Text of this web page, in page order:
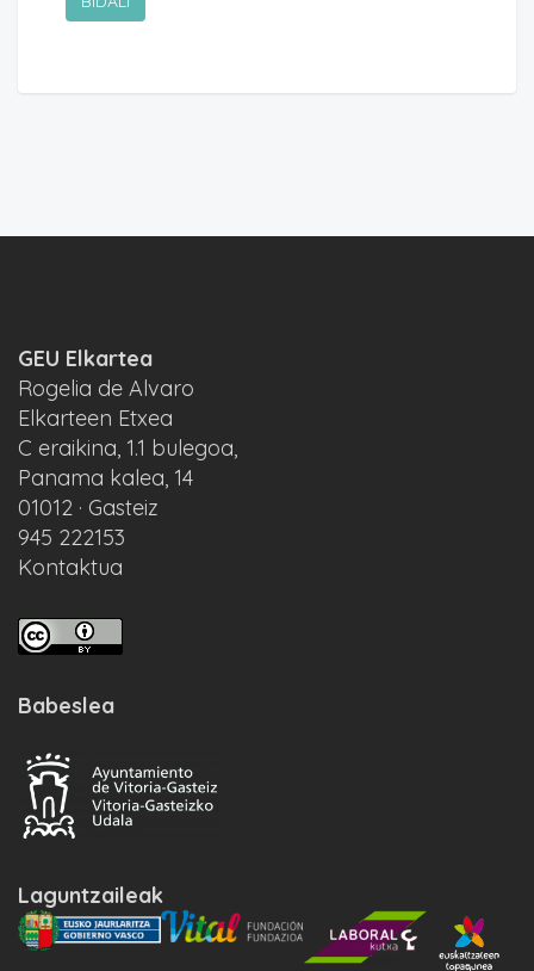
GEU Elkartea
Rogelia de Alvaro
Elkarteen Etxea
C eraikina, 1.1 bulegoa,
Panama kalea, 14
01012 · Gasteiz
945 222153
Kontaktua
Babeslea
Laguntzaileak